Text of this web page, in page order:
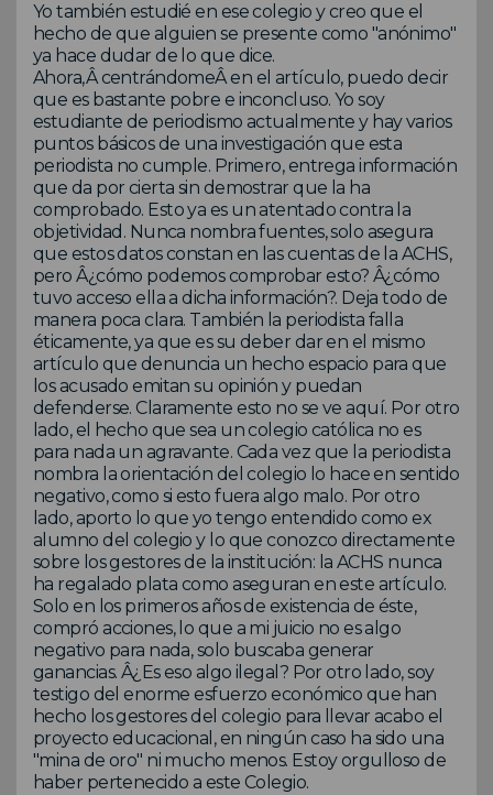
Yo también estudié en ese colegio y creo que el
hecho de que alguien se presente como "anónimo"
ya hace dudar de lo que dice.
Ahora,Â centrándomeÂ en el artículo, puedo decir
que es bastante pobre e inconcluso. Yo soy
estudiante de periodismo actualmente y hay varios
puntos básicos de una investigación que esta
periodista no cumple. Primero, entrega información
que da por cierta sin demostrar que la ha
comprobado. Esto ya es un atentado contra la
objetividad. Nunca nombra fuentes, solo asegura
que estos datos constan en las cuentas de la ACHS,
pero Â¿cómo podemos comprobar esto? Â¿cómo
tuvo acceso ella a dicha información?. Deja todo de
manera poca clara. También la periodista falla
éticamente, ya que es su deber dar en el mismo
artículo que denuncia un hecho espacio para que
los acusado emitan su opinión y puedan
defenderse. Claramente esto no se ve aquí. Por otro
lado, el hecho que sea un colegio católica no es
para nada un agravante. Cada vez que la periodista
nombra la orientación del colegio lo hace en sentido
negativo, como si esto fuera algo malo. Por otro
lado, aporto lo que yo tengo entendido como ex
alumno del colegio y lo que conozco directamente
sobre los gestores de la institución: la ACHS nunca
ha regalado plata como aseguran en este artículo.
Solo en los primeros años de existencia de éste,
compró acciones, lo que a mi juicio no es algo
negativo para nada, solo buscaba generar
ganancias. Â¿Es eso algo ilegal? Por otro lado, soy
testigo del enorme esfuerzo económico que han
hecho los gestores del colegio para llevar acabo el
proyecto educacional, en ningún caso ha sido una
"mina de oro" ni mucho menos. Estoy orgulloso de
haber pertenecido a este Colegio.